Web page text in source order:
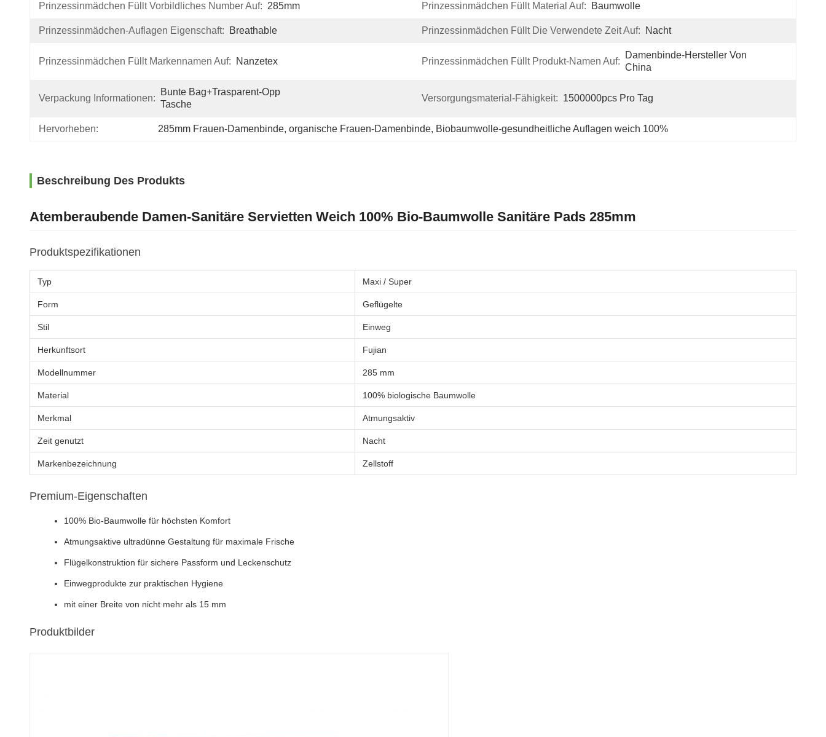
Prinzessinmädchen Füllt Vorbildliches Number Auf: 285mm Prinzessinmädchen Füllt Material Auf: Baumwolle
Prinzessinmädchen-Auflagen Eigenschaft: Breathable Prinzessinmädchen Füllt Die Verwendete Zeit Auf: Nacht
Prinzessinmädchen Füllt Markennamen Auf: Nanzetex Prinzessinmädchen Füllt Produkt-Namen Auf:
Damenbinde-Hersteller Von
China
Verpackung Informationen:
Bunte Bag+trasparent-Opp
Tasche
Versorgungsmaterial-Fähigkeit: 1500000pcs Pro Tag
Hervorheben: 285mm Frauen-Damenbinde, organische Frauen-Damenbinde, Biobaumwolle-gesundheitliche Auflagen weich 100%
Beschreibung Des Produkts
Atemberaubende Damen-Sanitäre Servietten Weich 100% Bio-Baumwolle Sanitäre Pads 285mm
Produktspezifikationen
Typ Maxi / Super
Form Geflügelte
Stil Einweg
Herkunftsort Fujian
Modellnummer 285 mm
Material 100% biologische Baumwolle
Merkmal Atmungsaktiv
Zeit genutzt Nacht
Markenbezeichnung Zellstoff
Premium-Eigenschaften
100% Bio-Baumwolle für höchsten Komfort
Atmungsaktive ultradünne Gestaltung für maximale Frische
Flügelkonstruktion für sichere Passform und Leckenschutz
Einwegprodukte zur praktischen Hygiene
mit einer Breite von nicht mehr als 15 mm
Produktbilder